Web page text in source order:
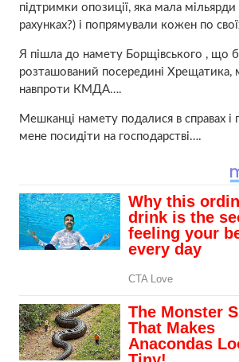
підтримки опозиції, яка мала мільярди
рахунках?) і попрямували кожен по
Я пішла до намету Борщівського , що
розташований посередині Хрещатика,
навпроти КМДА….
Мешканці намету подалися в справах і
мене посидіти на господарстві….